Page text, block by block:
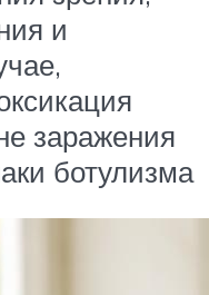
и
заражения
ботулизма